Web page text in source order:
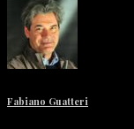
Fabiano Guatteri